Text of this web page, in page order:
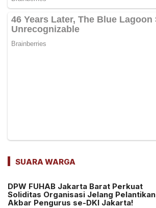
SUARA WARGA
DPW FUHAB Jakarta Barat Perkuat
Soliditas Organisasi Jelang Pelantikan
Akbar Pengurus se-DKI Jakarta!